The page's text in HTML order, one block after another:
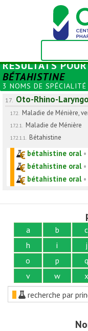
RÉSULTATS
BÉTAHISTINE
3 NOMS DE
17. Oto-Rhino-
17.2. Maladie de Ménière,
17.2.1. Maladie de Ménière
17.2.1.1. Bétahistine
bétahistine oral•
bétahistine oral•
bétahistine oral•
a b c
h
i j
o
p q
v
w x
recherche par